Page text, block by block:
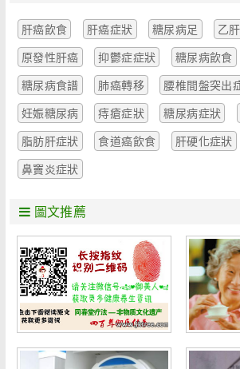
肝癌飲食 肝癌症狀 糖尿病足
乙
原發性肝癌
抑鬱症症狀 糖尿病飲食
糖尿病食譜
肺癌轉移
腰椎間盤突出
妊娠糖尿病
痔瘡症狀 糖尿病症狀
脂肪肝症狀
食道癌飲食 肝硬化症狀
鼻竇炎症狀
圖文推薦